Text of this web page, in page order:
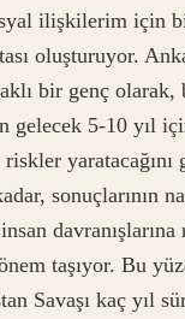
ilişkilerim için
oluşturuyor.
bir genç olarak,
gelecek 5-10 yıl
yaratacağını
sonuçlarının
davranışlarına
taşıyor. Bu
Savaşı kaç yıl